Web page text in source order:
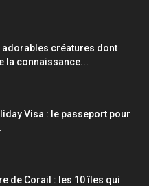
adorables créatures dont
la connaissance...
Visa : le passeport pour
de Corail : les 10 îles qui